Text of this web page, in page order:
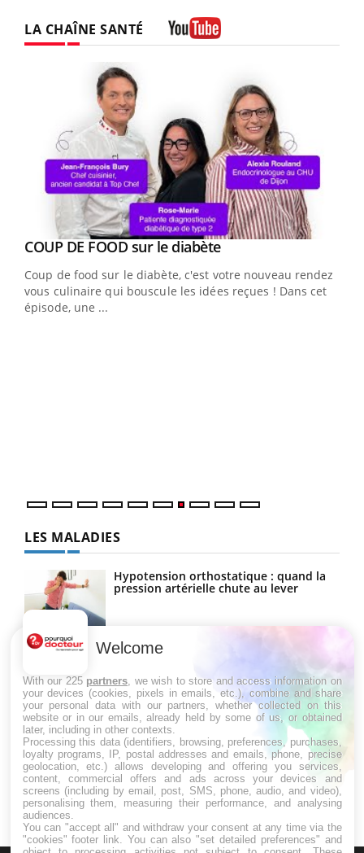
LA CHAÎNE SANTÉ
Youtube
COUP DE FOOD sur le diabèteYoutube
Coup de food sur le diabète, c'est votre nouveau rendez-
vous culinaire qui bouscule les idées reçues ! Dans cet
épisode, une ...
LES MALADIES
Hypotension orthostatique : quand la
pression artérielle chute au lever
Drépanocytose : une déformation des
globules rouges aux conséquences
Maladie de Charcot (Sclérose latérale
amyotrophique)
Welcome
With our 225 partners , we wish to store and access information on
your devices (cookies, pixels in emails, etc.), combine and share
your personal data with our partners, whether collected on this
website or in our emails, already held by some of us, or obtained
later, including in other contexts.
Processing this data (identifiers, browsing, preferences, purchases,
loyalty programs, IP, postal addresses and emails, phone, precise
geolocation, etc.) allows developing and offering you services,
content, commercial offers and ads across your devices and
screens (including by email, post, SMS, phone, audio, and video),
personalising them, measuring their performance, and analysing
audiences.
You can "accept all" and withdraw your consent at any time via the
"cookies" footer link . You can also "set detailed preferences" and